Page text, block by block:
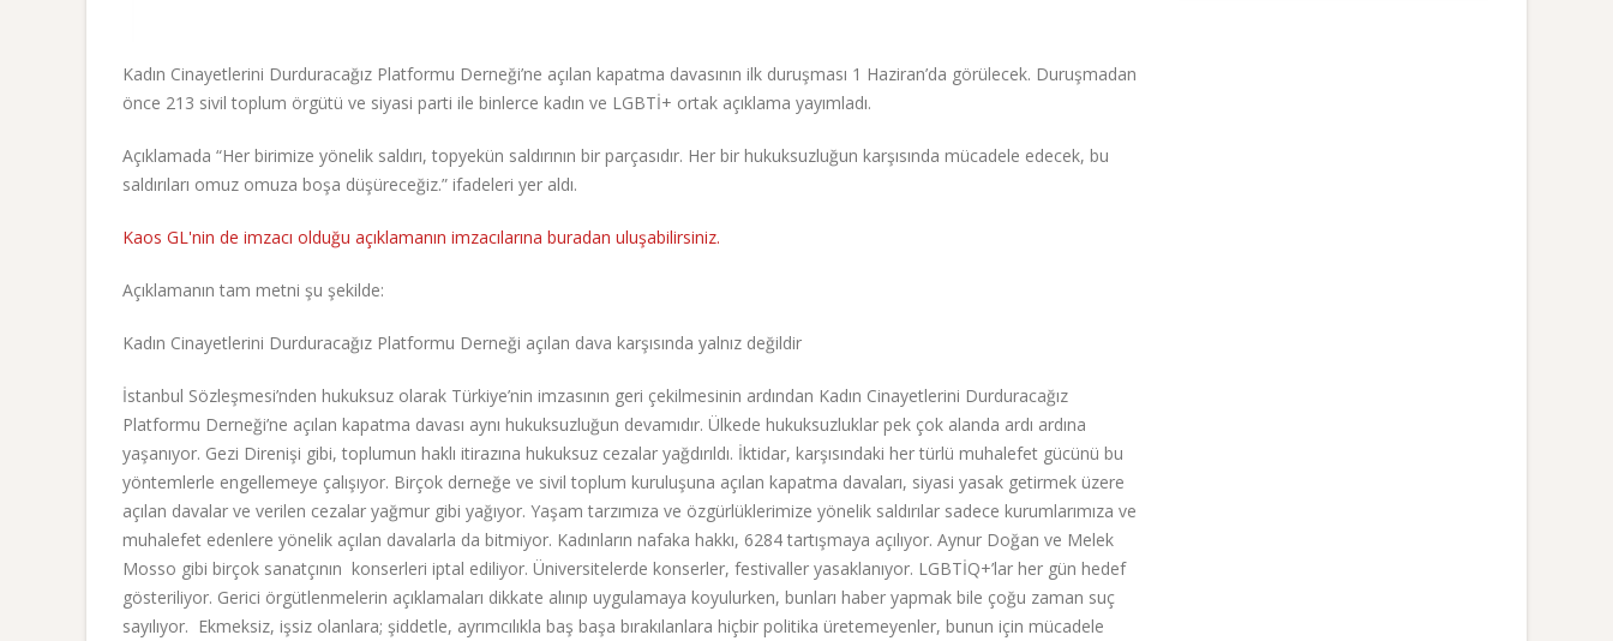
Kadın Cinayetlerini Durduracağız Platformu Derneği’ne açılan kapatma davasının ilk duruşması 1 Haziran’da görülecek. Duruşmadan
önce 213 sivil toplum örgütü ve siyasi parti ile binlerce kadın ve LGBTİ+ ortak açıklama yayımladı.
Açıklamada “Her birimize yönelik saldırı, topyekün saldırının bir parçasıdır. Her bir hukuksuzluğun karşısında mücadele edecek, bu
saldırıları omuz omuza boşa düşüreceğiz.” ifadeleri yer aldı.
Kaos GL'nin de imzacı olduğu açıklamanın imzacılarına buradan uluşabilirsiniz.
Açıklamanın tam metni şu şekilde:
Kadın Cinayetlerini Durduracağız Platformu Derneği açılan dava karşısında yalnız değildir
İstanbul Sözleşmesi’nden hukuksuz olarak Türkiye’nin imzasının geri çekilmesinin ardından Kadın Cinayetlerini Durduracağız
Platformu Derneği’ne açılan kapatma davası aynı hukuksuzluğun devamıdır. Ülkede hukuksuzluklar pek çok alanda ardı ardına
yaşanıyor. Gezi Direnişi gibi, toplumun haklı itirazına hukuksuz cezalar yağdırıldı. İktidar, karşısındaki her türlü muhalefet gücünü bu
yöntemlerle engellemeye çalışıyor. Birçok derneğe ve sivil toplum kuruluşuna açılan kapatma davaları, siyasi yasak getirmek üzere
açılan davalar ve verilen cezalar yağmur gibi yağıyor. Yaşam tarzımıza ve özgürlüklerimize yönelik saldırılar sadece kurumlarımıza ve
muhalefet edenlere yönelik açılan davalarla da bitmiyor. Kadınların nafaka hakkı, 6284 tartışmaya açılıyor. Aynur Doğan ve Melek
Mosso gibi birçok sanatçının konserleri iptal ediliyor. Üniversitelerde konserler, festivaller yasaklanıyor. LGBTİQ+’lar her gün hedef
gösteriliyor. Gerici örgütlenmelerin açıklamaları dikkate alınıp uygulamaya koyulurken, bunları haber yapmak bile çoğu zaman suç
sayılıyor. Ekmeksiz, işsiz olanlara; şiddetle, ayrımcılıkla baş başa bırakılanlara hiçbir politika üretemeyenler, bunun için mücadele